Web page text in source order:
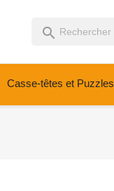
search
Casse-têtes et Puzzles